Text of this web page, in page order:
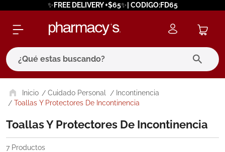
✨FREE DELIVERY +$65✨| CODIGO:FD65
¿Qué estas buscando?
Cuidado Personal
Incontinencia
Toallas Y Protectores De Incontinencia
Toallas Y Protectores De Incontinencia
7 Productos
términos más buscados
2. protector solar
3. bioderma